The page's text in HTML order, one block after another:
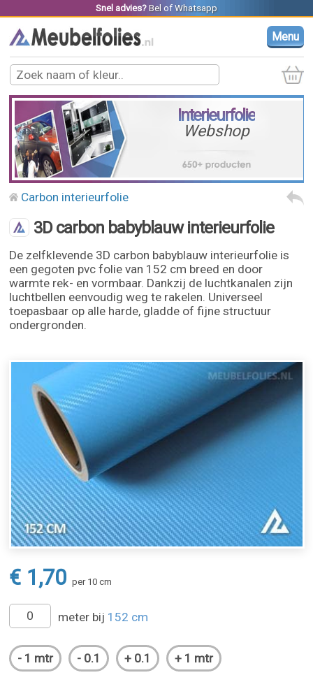
Snel advies? Belof Whatsapp
Menu
Interieurfolie
Webshop
Carbon interieurfolie
3D carbon babyblauw interieurfolie
De zelfklevende 3D carbon babyblauw interieurfolie is
een gegoten pvc folie van 152 cm breed en door
warmte rek- en vormbaar. Dankzij de luchtkanalen zijn
luchtbellen eenvoudig weg te rakelen. Universeel
toepasbaar op alle harde, gladde of fijne structuur
ondergronden.
€ 1,70 per 10 cm
meter bij 152 cm